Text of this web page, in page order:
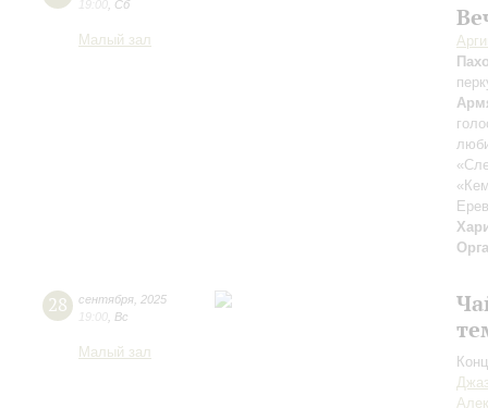
19:00 Сб
Малый зал
28 сентября 2025
19:00 Вс
Малый зал